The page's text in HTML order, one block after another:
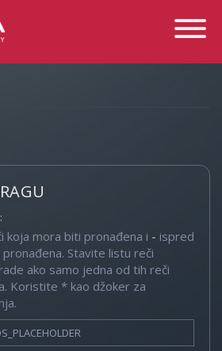
Toggle
koja mora biti pronađena i - ispred
Stavite listu reči
ako samo jedna od tih reči
Koristite * kao džoker za